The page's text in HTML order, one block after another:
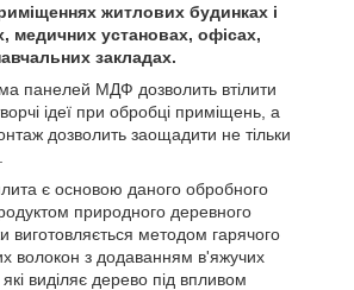
житлових будинках і
медичних установах, офісах,
закладах.
панелей МДФ дозволить втілити
ідеї при обробці приміщень, а
дозволить заощадити не тільки
є основою даного обробного
природного деревного
виготовляється методом гарячого
волокон з додаванням в'яжучих
виділяє дерево під впливом